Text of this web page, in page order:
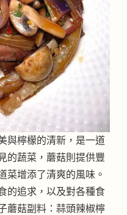
與檸檬的清新，是一道
的蔬菜，蘑菇則提供豐
菜增添了清爽的風味。
的追求，以及對各種食
蘑菇副料：蒜頭辣椒檸